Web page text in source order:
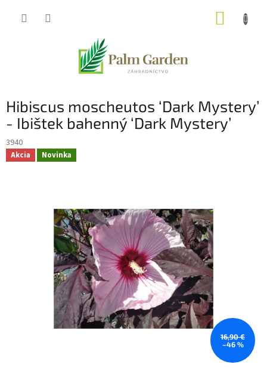
Hibiscus moscheutos ‘Dark Mystery’
- Ibištek bahenný ‘Dark Mystery’
3940
Akcia Novinka
16,90 €
–46 %